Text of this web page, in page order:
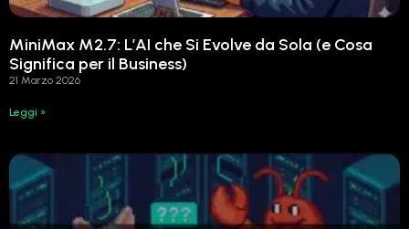
MiniMax M2.7: L’AI che Si Evolve da Sola (e Cosa
Significa per il Business)
21 Marzo 2026
Leggi »